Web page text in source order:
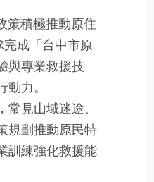
策積極推動原住
完成「台中市原
與專業救援技
力。
見山域迷途、
規劃推動原民特
訓練強化救援能